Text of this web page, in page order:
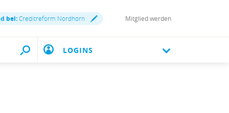
bei:Creditreform Nordhorn Mitglied werden
LOGINS